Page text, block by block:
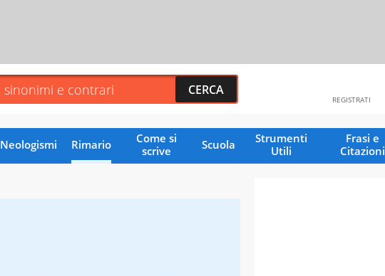
REGISTRATI
Neologismi Rimario
Come si
scrive
Scuola
Strumenti
Utili
Frasi e
Citazioni